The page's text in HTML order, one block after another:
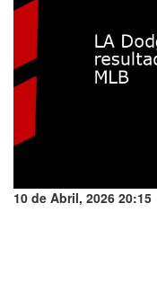
10 de Abril, 2026 20:15